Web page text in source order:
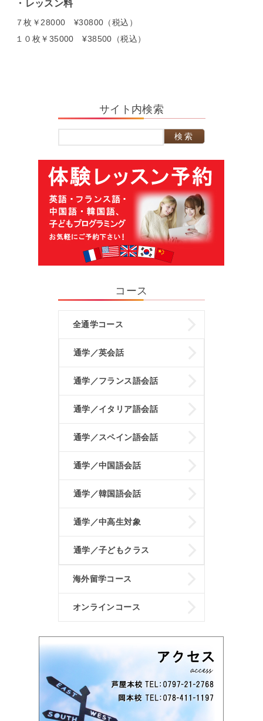
レッスン料
７枚￥28000 ¥30800（税込）
１０枚￥35000 ¥38500（税込）
サイト内検索
コース
全通学コース
通学／英会話
通学／フランス語会話
通学／イタリア語会話
通学／スペイン語会話
通学／中国語会話
通学／韓国語会話
通学／中高生対象
通学／子どもクラス
海外留学コース
オンラインコース